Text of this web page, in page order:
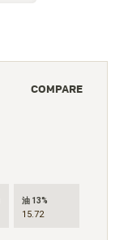
油 13%
15.72
COMPARE